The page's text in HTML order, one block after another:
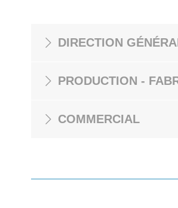
DIRECTION
PRODUCTION -
COMMERCIAL